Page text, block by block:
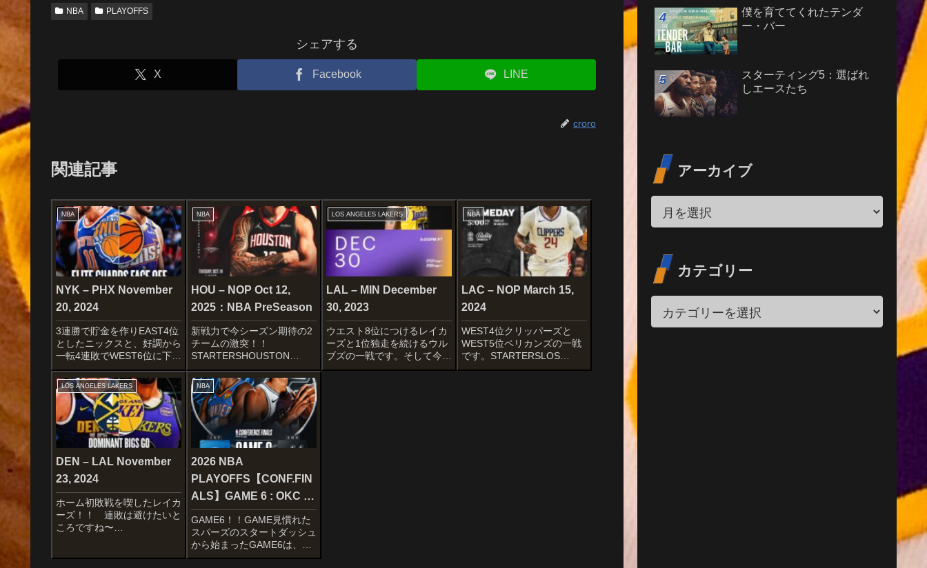
NBA PLAYOFFS
シェアする
X Facebook LINE
croro
関連記事
NBA
NYK – PHX November
20, 2024
3連勝で貯金を作りEAST4位
としたニックスと、好調から
一転4連敗でWEST6位に下が
ったサンズの一戦です。
STARTERSNEW YORK
KNICKSJalen BrunsonJosh
HartOG AnunobyMikal
Bridg...
NBA
HOU – NOP Oct 12,
2025：NBA PreSeason
新戦力で今シーズン期待の2
チームの激突！！
STARTERSHOUSTON
ROCKETSJabari Smith
Jr.Alperen SengunSteven
AdamsKevin DurantAmen
ThompsonTonight’s...
LOS ANGELES LAKERS
LAL – MIN December
30, 2023
ウエスト8位につけるレイカ
ーズと1位独走を続けるウル
ブズの一戦です。そして今日
はレブロン・ジェームズの
NBA
LAC – NOP March 15,
2024
WEST4位クリッパーズと
WEST5位ペリカンズの一戦
です。STARTERSLOS
ANGELES CLIPPERSBones
LOS ANGELES LAKERS
DEN – LAL November
23, 2024
ホーム初敗戦を喫したレイカ
ーズ！！ 連敗は避けたいと
ころですね〜
NBA
2026 NBA
PLAYOFFS【CONF.FIN
ALS】GAME 6 : OKC –
SAS May 28, 2026
GAME6！！GAME見慣れた
スパーズのスタートダッシュ
から始まったGAME6は、10
ポイントゲームで推移！後半
僕を育ててくれたテンダ
ー・バー
スターティング5：選ばれ
しエースたち
アーカイブ
カテゴリー